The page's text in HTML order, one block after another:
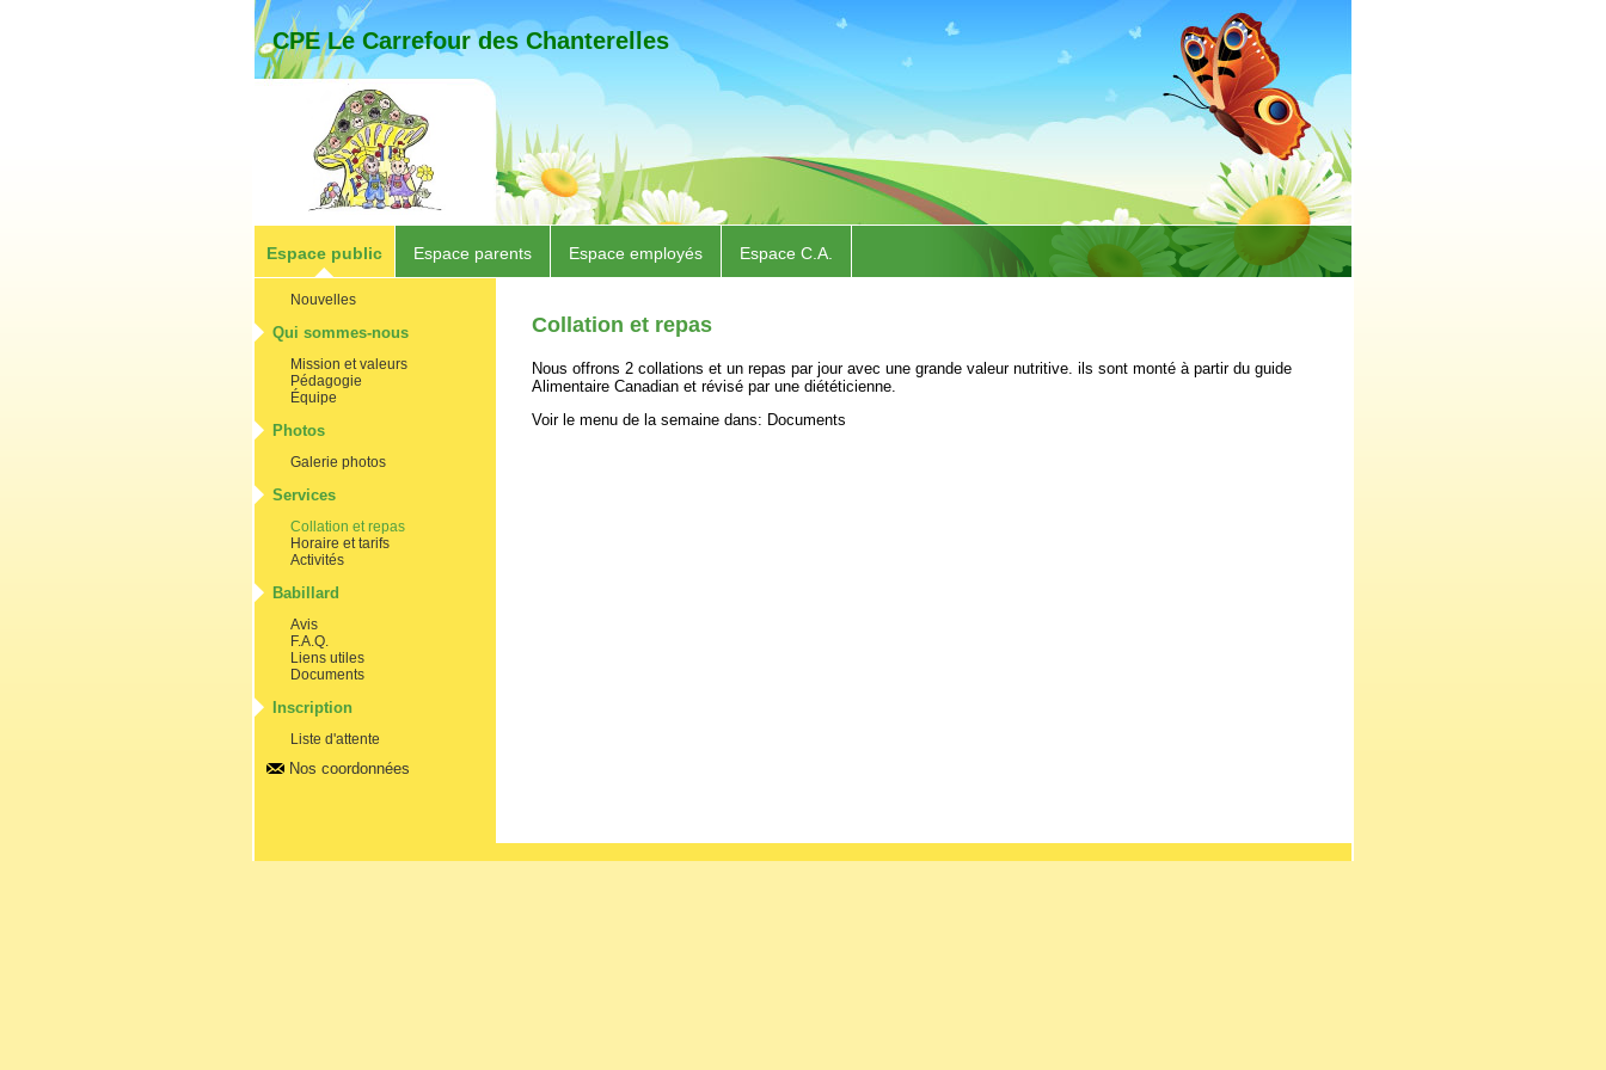
CPE Le Carrefour des Chanterelles
Espace public Espace parents Espace employés Espace C.A.
Nouvelles
Qui sommes-nous
Mission et valeurs
Pédagogie
Équipe
Photos
Galerie photos
Services
Collation et repas
Horaire et tarifs
Activités
Babillard
Avis
F.A.Q.
Liens utiles
Documents
Inscription
Liste d'attente
Nos coordonnées
Collation et repas
Nous offrons 2 collations et un repas par jour avec une grande valeur nutritive. ils sont monté à partir du guide
Alimentaire Canadian et révisé par une diététicienne.
Voir le menu de la semaine dans: Documents